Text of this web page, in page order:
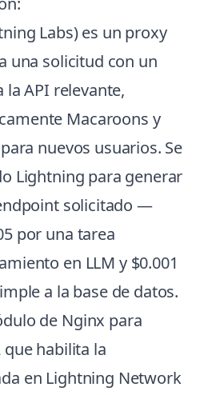
Labs) es un proxy
una solicitud con un
la API relevante,
Macaroons y
nuevos usuarios. Se
Lightning para generar
solicitado —
por una tarea
en LLM y $0.001
a la base de datos.
de Nginx para
habilita la
en Lightning Network